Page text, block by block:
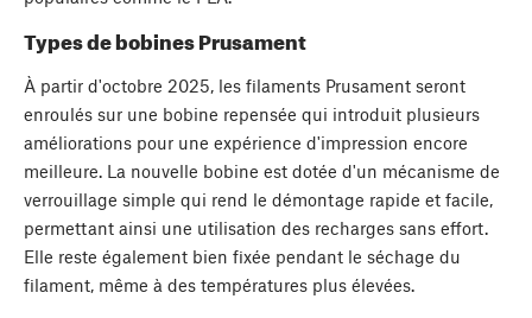
Types de bobines Prusament
À partir d'octobre 2025, les filaments Prusament seront
enroulés sur une bobine repensée qui introduit plusieurs
améliorations pour une expérience d'impression encore
meilleure. La nouvelle bobine est dotée d'un mécanisme de
verrouillage simple qui rend le démontage rapide et facile,
permettant ainsi une utilisation des recharges sans effort.
Elle reste également bien fixée pendant le séchage du
filament, même à des températures plus élevées.